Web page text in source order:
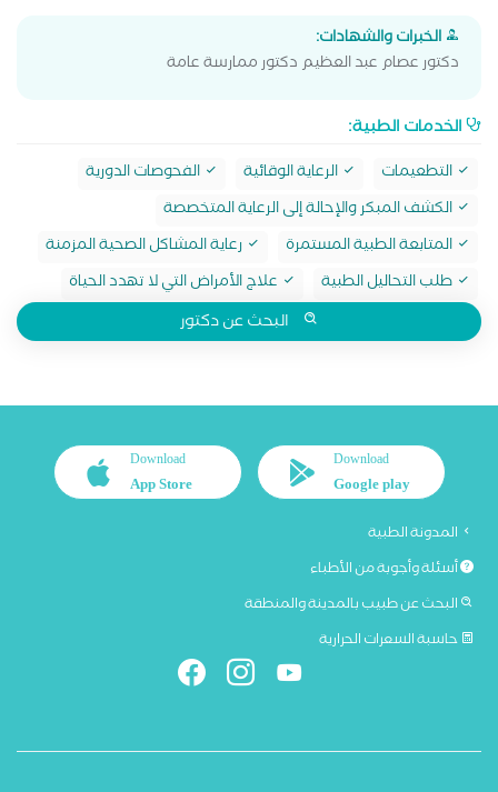
الخبرات والشهادات:
دكتور عصام عبد العظيم دكتور ممارسة عامة
الخدمات الطبية:
التطعيمات الرعاية الوقائية
الفحوصات الدورية
الكشف المبكر والإحالة إلى الرعاية المتخصصة
المتابعة الطبية المستمرة
رعاية المشاكل الصحية المزمنة
طلب التحاليل الطبية
علاج الأمراض التي لا تهدد الحياة
البحث عن دكتور
Download
Google play
Download
App Store
المدونة الطبية
أسئلة وأجوبة من الأطباء
البحث عن طبيب بالمدينة والمنطقة
حاسبة السعرات الحرارية